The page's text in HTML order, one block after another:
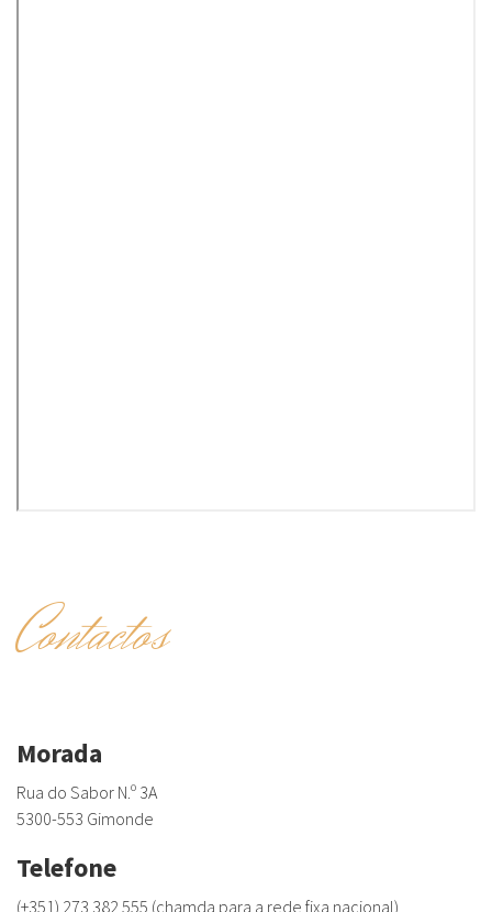
Contactos
Morada
Rua do Sabor N.º 3A
5300-553 Gimonde
Telefone
(+351) 273 382 555 (chamda para a rede fixa nacional)